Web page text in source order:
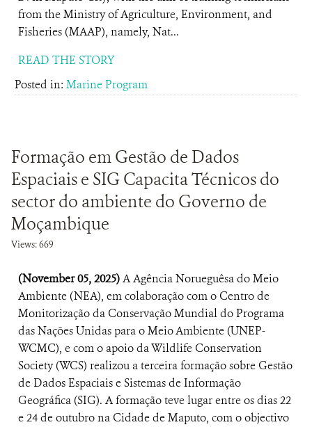
from the Ministry of Agriculture, Environment, and
Fisheries (MAAP), namely, Nat...
READ THE STORY
Posted in: Marine Program
Formação em Gestão de Dados
Espaciais e SIG Capacita Técnicos do
sector do ambiente do Governo de
Moçambique
Views: 669
(November 05, 2025)A Agência Norueguêsa do Meio
Ambiente (NEA), em colaboração com o Centro de
Monitorização da Conservação Mundial do Programa
das Nações Unidas para o Meio Ambiente (UNEP-
WCMC), e com o apoio da Wildlife Conservation
Society (WCS) realizou a terceira formação sobre Gestão
de Dados Espaciais e Sistemas de Informação
Geográfica (SIG). A formação teve lugar entre os dias 22
e 24 de outubro na Cidade de Maputo, com o objectivo